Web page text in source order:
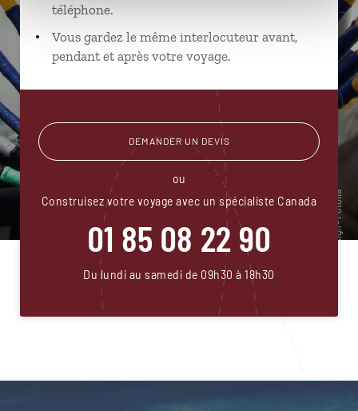
téléphone.
Vous gardez le même interlocuteur avant,
pendant et après votre voyage.
DEMANDER UN DEVIS
ou
Construisez votre voyage avec un spécialiste Canada
01 85 08 22 90
Du lundi au samedi de 09h30 à 18h30